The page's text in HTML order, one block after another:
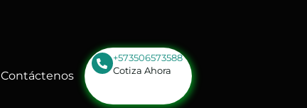
Contáctenos
+573506573588
Cotiza Ahora